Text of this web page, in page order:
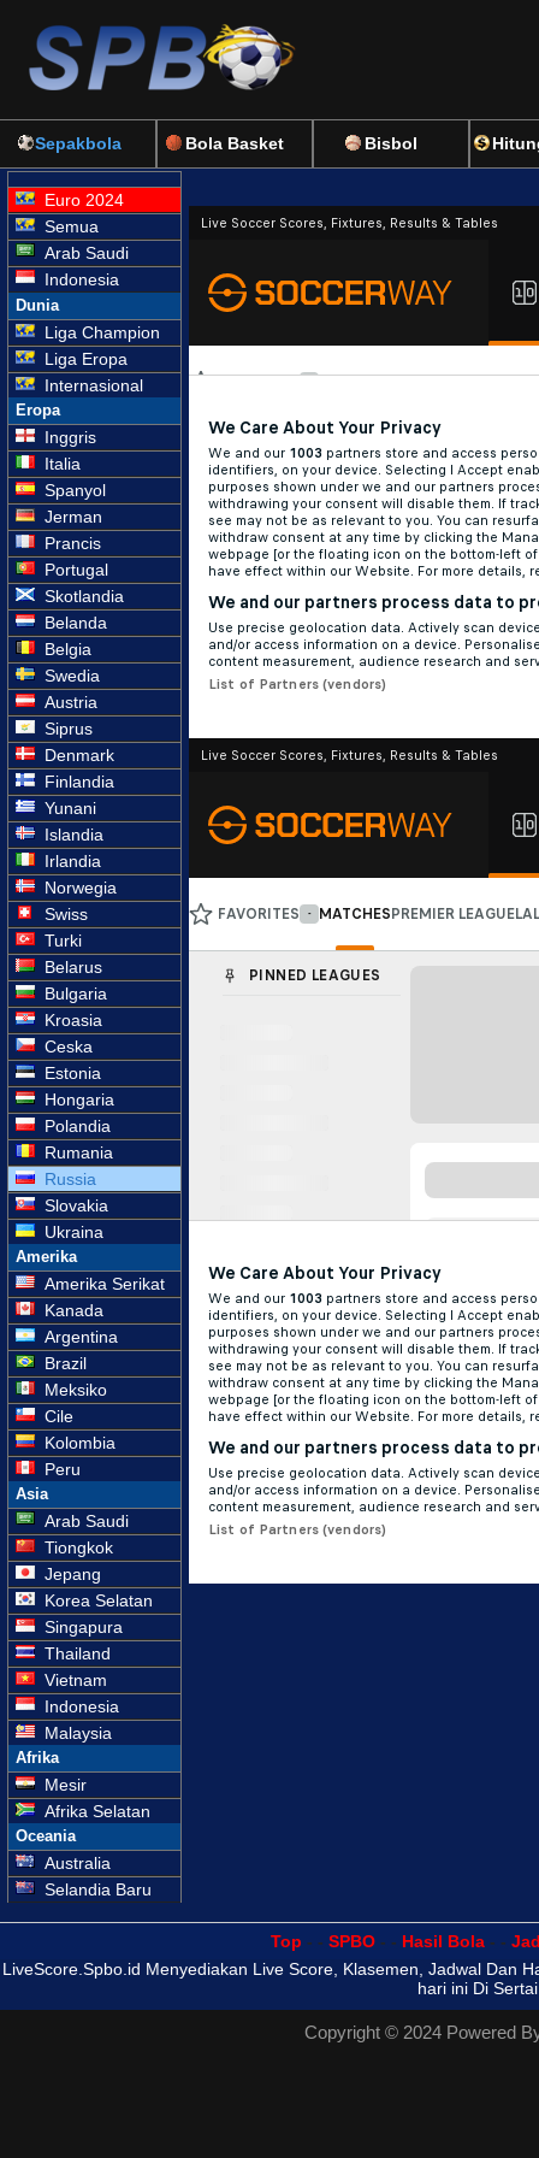
Sepakbola Bola Basket Bisbol
Euro 2024
Semua
Arab Saudi
Indonesia
Dunia
Liga Champion
Liga Eropa
Internasional
Eropa
Inggris
Italia
Spanyol
Jerman
Prancis
Portugal
Skotlandia
Belanda
Belgia
Swedia
Austria
Siprus
Denmark
Finlandia
Yunani
Islandia
Irlandia
Norwegia
Swiss
Turki
Belarus
Bulgaria
Kroasia
Ceska
Estonia
Hongaria
Polandia
Rumania
Russia
Slovakia
Ukraina
Amerika
Amerika Serikat
Kanada
Argentina
Brazil
Meksiko
Cile
Kolombia
Peru
Asia
Arab Saudi
Tiongkok
Jepang
Korea Selatan
Singapura
Thailand
Vietnam
Indonesia
Malaysia
Afrika
Mesir
Afrika Selatan
Oceania
Australia
Selandia Baru
Top - - SPBO- - Hasil Bola- -
LiveScore.Spbo.id Menyediakan Live Score, Klasemen, Jadwal Dan
hari ini Di
Copyright © 2024 Powered